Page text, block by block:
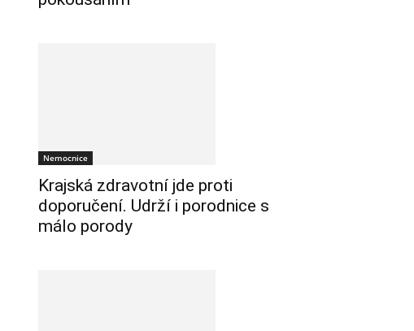
Nemocnice
Krajská zdravotní jde proti
doporučení. Udrží i porodnice s
málo porody